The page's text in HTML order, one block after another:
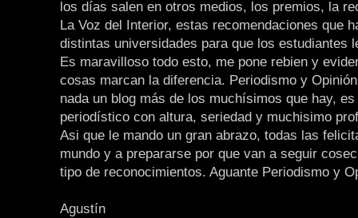
los días salen en otros medios, los premios, la
La Voz del Interior, estas recomendaciones que
distintas universidades para que los estudiantes
Es maravilloso todo esto, me pone rebien y
cosas marcan la diferencia. Periodismo y
nada un blog más de los muchísimos que hay, es
periodístico con altura, seriedad y muchisimo
Asi que le mando un gran abrazo, todas las
mundo y a prepararse por que van a seguir
tipo de reconocimientos. Aguante Periodismo y
Agustín